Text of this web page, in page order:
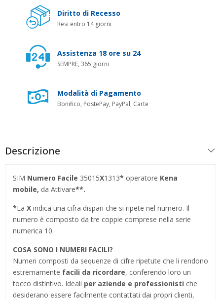
Diritto di Recesso
Resi entro 14 giorni
Assistenza 18 ore su 24
SEMPRE, 365 giorni
Modalità di Pagamento
Bonifico, PostePay, PayPal, Carte
Descrizione
SIM Numero Facile 35015X1313* operatore Kena
mobile, da Attivare**.
*La X indica una cifra dispari che si ripete nel numero. Il
numero è composto da tre coppie comprese nella serie
numerica 10.
COSA SONO I NUMERI FACILI?
Numeri composti da sequenze di cifre ripetute che li rendono
estremamente facili da ricordare, conferendo loro un
tocco distintivo. Ideali per aziende e professionisti che
desiderano essere facilmente contattati dai propri clienti,